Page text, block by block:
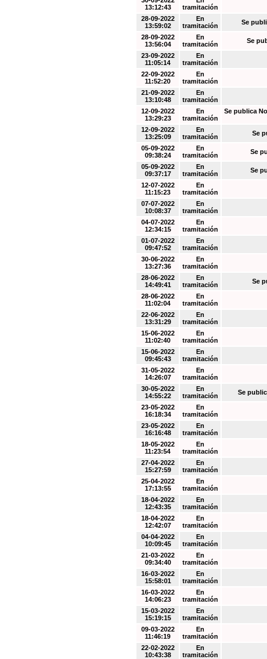
13:12:43
tramitación
28-09-2022
13:59:02
En
tramitación
Se
28-09-2022
13:56:04
En
tramitación
Se
23-09-2022
11:05:14
En
tramitación
22-09-2022
11:52:20
En
tramitación
21-09-2022
13:10:48
En
tramitación
12-09-2022
13:29:23
En
tramitación
Se publica
12-09-2022
13:25:09
En
tramitación
Se
05-09-2022
09:38:24
En
tramitación
Se
05-09-2022
09:37:17
En
tramitación
Se
12-07-2022
11:15:23
En
tramitación
07-07-2022
10:08:37
En
tramitación
04-07-2022
12:34:15
En
tramitación
01-07-2022
09:47:52
En
tramitación
30-06-2022
13:27:36
En
tramitación
28-06-2022
14:49:41
En
tramitación
Se
28-06-2022
11:02:04
En
tramitación
22-06-2022
13:31:29
En
tramitación
15-06-2022
11:02:40
En
tramitación
15-06-2022
09:45:43
En
tramitación
31-05-2022
14:26:07
En
tramitación
30-05-2022
14:55:22
En
tramitación
Se
23-05-2022
16:18:34
En
tramitación
23-05-2022
16:16:48
En
tramitación
18-05-2022
11:23:54
En
tramitación
27-04-2022
15:27:59
En
tramitación
25-04-2022
17:13:55
En
tramitación
18-04-2022
12:43:35
En
tramitación
18-04-2022
12:42:07
En
tramitación
04-04-2022
10:09:45
En
tramitación
21-03-2022
09:34:40
En
tramitación
16-03-2022
15:58:01
En
tramitación
16-03-2022
14:06:23
En
tramitación
15-03-2022
15:19:15
En
tramitación
09-03-2022
11:46:19
En
tramitación
22-02-2022
10:43:38
En
tramitación